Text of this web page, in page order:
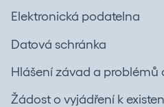
Elektronická podatelna
Datová schránka
Hlášení závad a problémů
Žádost o vyjádření k